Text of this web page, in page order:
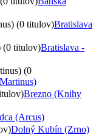
(0 titulov)Bratislava
(0 titulov)Bratislava -
(0
Brezno (Knihy
(Arcus)
Dolný Kubín (Zrno)